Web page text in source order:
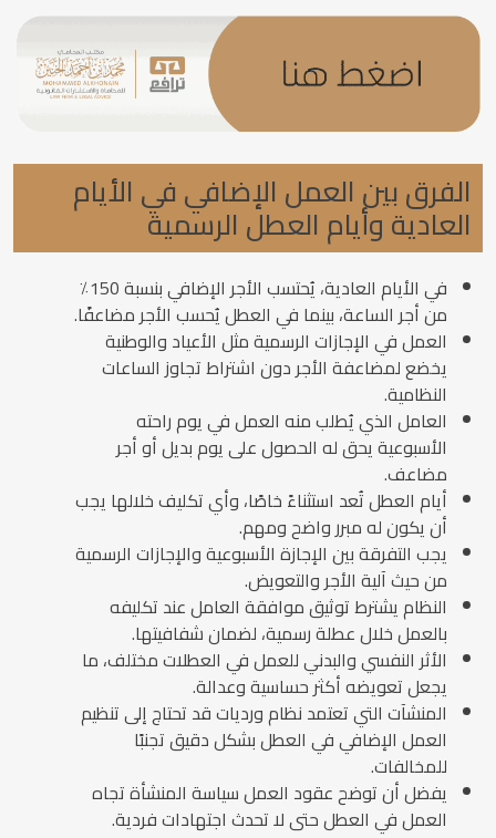
الفرق بين العمل الإضافي في الأيام
العادية وأيام العطل الرسمية
في الأيام العادية، يُحتسب الأجر الإضافي بنسبة 150٪
من أجر الساعة، بينما في العطل يُحسب الأجر مضاعفًا.
العمل في الإجازات الرسمية مثل الأعياد والوطنية
يخضع لمضاعفة الأجر دون اشتراط تجاوز الساعات
النظامية.
العامل الذي يُطلب منه العمل في يوم راحته
الأسبوعية يحق له الحصول على يوم بديل أو أجر
مضاعف.
أيام العطل تُعد استثناءً خاصًا، وأي تكليف خلالها يجب
أن يكون له مبرر واضح ومهم.
يجب التفرقة بين الإجازة الأسبوعية والإجازات الرسمية
من حيث آلية الأجر والتعويض.
النظام يشترط توثيق موافقة العامل عند تكليفه
بالعمل خلال عطلة رسمية، لضمان شفافيتها.
الأثر النفسي والبدني للعمل في العطلات مختلف، ما
يجعل تعويضه أكثر حساسية وعدالة.
المنشآت التي تعتمد نظام ورديات قد تحتاج إلى تنظيم
العمل الإضافي في العطل بشكل دقيق تجنبًا
للمخالفات.
يفضل أن توضح عقود العمل سياسة المنشأة تجاه
العمل في العطل حتى لا تحدث اجتهادات فردية.